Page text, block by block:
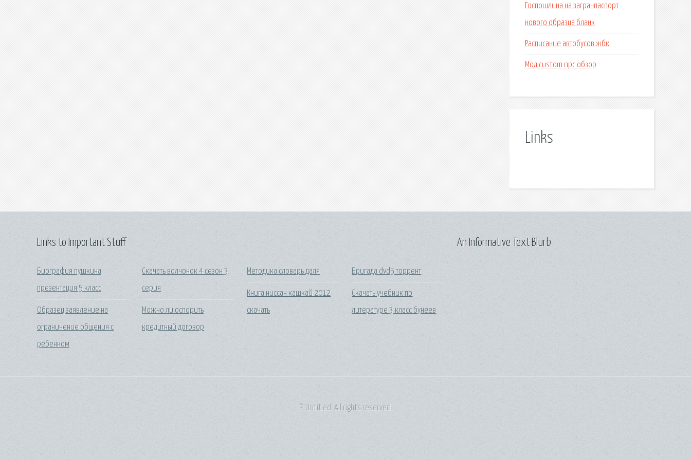
Госпошлина на загранпаспорт
нового образца бланк
Расписание автобусов жбк
Мод custom npc обзор
Links
Links to Important Stuff
Биография пушкина
презентация 5 класс
Образец заявление на
ограничение общения с
ребенком
Скачать волчонок 4 сезон 3
серия
Можно ли оспорить
кредитный договор
Методика словарь даля
Книга ниссан кашкай 2012
скачать
Бригада dvd5 торрент
Скачать учебник по
литературе 3 класс бунеев
An Informative Text Blurb
© Untitled. All rights reserved.